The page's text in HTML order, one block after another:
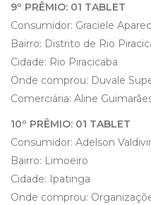
9º PRÊMIO: 01 TABLET
Consumidor: Graciele
Bairro: Distrito de Rio
Cidade: Rio Piracicaba
Onde comprou: Duvale
Comerciária: Aline
10º PRÊMIO: 01 TABLET
Consumidor: Adelson
Bairro: Limoeiro
Cidade: Ipatinga
Onde comprou: